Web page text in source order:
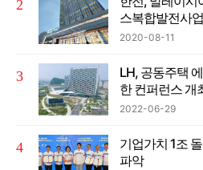
스복합발전사
2020-08-11
LH, 공동주택
한 컨퍼런스 개
2022-06-29
기업가치 1조
파악